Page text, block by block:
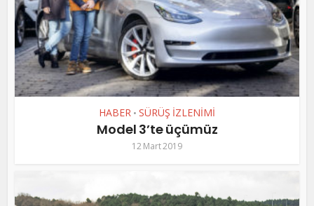
HABER • SÜRÜŞ İZLENİMİ
Model 3’te üçümüz
12 Mart 2019